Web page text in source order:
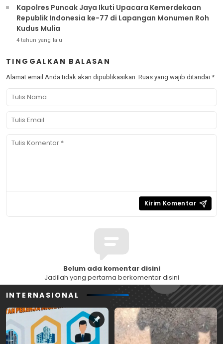
Kapolres Puncak Jaya Ikuti Upacara Kemerdekaan
Republik Indonesia ke-77 di Lapangan Monumen Roh
Kudus Mulia
4 tahun yang lalu
TINGGALKAN BALASAN
Alamat email Anda tidak akan dipublikasikan. Ruas yang wajib ditandai *
Belum ada komentar disini
Jadilah yang pertama berkomentar disini
INTERNASIONAL